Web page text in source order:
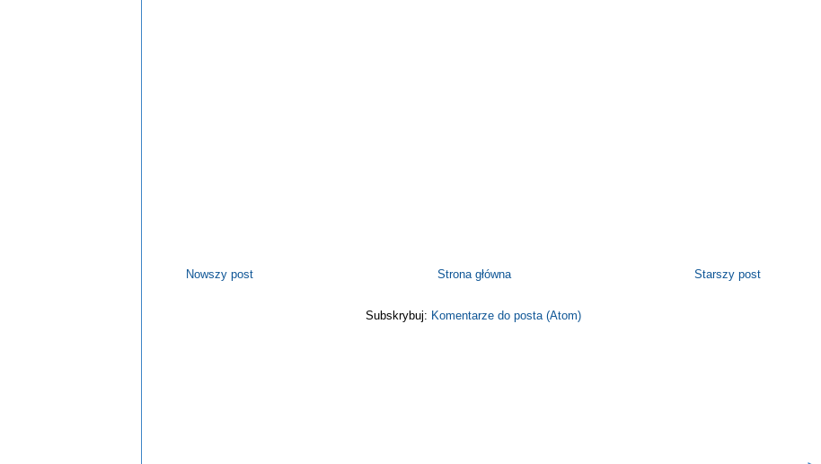
Nowszy post Starszy post
Strona główna
Subskrybuj: Komentarze do posta (Atom)